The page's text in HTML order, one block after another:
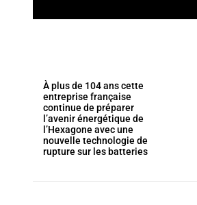
À plus de 104 ans cette
entreprise française
continue de préparer
l’avenir énergétique de
l’Hexagone avec une
nouvelle technologie de
rupture sur les batteries